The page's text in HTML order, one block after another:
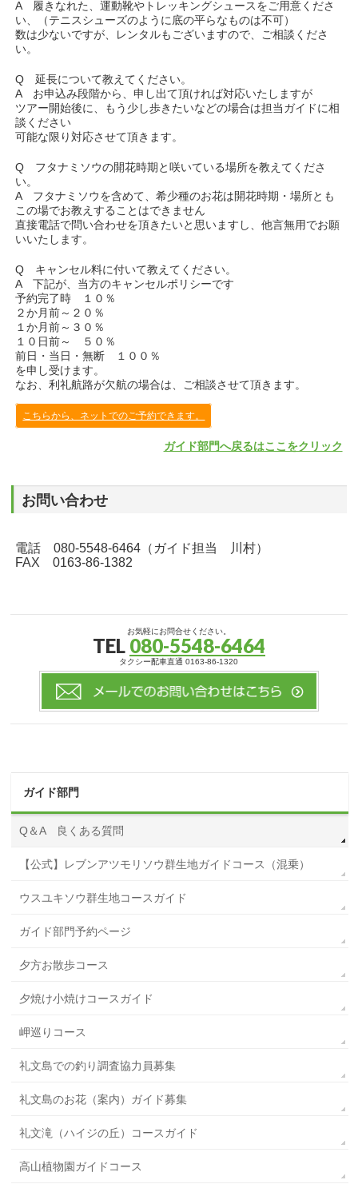
A 履きなれた、運動靴やトレッキングシュースをご用意くださ
い、（テニスシューズのように底の平らなものは不可）
数は少ないですが、レンタルもございますので、ご相談くださ
い。
Q 延長について教えてください。
A お申込み段階から、申し出て頂ければ対応いたしますが
ツアー開始後に、もう少し歩きたいなどの場合は担当ガイドに相
談ください
可能な限り対応させて頂きます。
Q フタナミソウの開花時期と咲いている場所を教えてくださ
い。
A フタナミソウを含めて、希少種のお花は開花時期・場所とも
この場でお教えすることはできません
直接電話で問い合わせを頂きたいと思いますし、他言無用でお願
いいたします。
Q キャンセル料に付いて教えてください。
A 下記が、当方のキャンセルポリシーです
予約完了時 １０％
２か月前～２０％
１か月前～３０％
１０日前～ ５０％
前日・当日・無断 １００％
を申し受けます。
なお、利礼航路が欠航の場合は、ご相談させて頂きます。
こちらから、ネットでのご予約できます。
ガイド部門へ戻るはここをクリック
お問い合わせ
電話 080-5548-6464（ガイド担当 川村）
FAX 0163-86-1382
お気軽にお問合せください。
TEL 080-5548-6464
タクシー配車直通 0163-86-1320
ガイド部門
Q＆A 良くある質問
【公式】レブンアツモリソウ群生地ガイドコース（混乗）
ウスユキソウ群生地コースガイド
ガイド部門予約ページ
夕方お散歩コース
夕焼け小焼けコースガイド
岬巡りコース
礼文島での釣り調査協力員募集
礼文島のお花（案内）ガイド募集
礼文滝（ハイジの丘）コースガイド
高山植物園ガイドコース